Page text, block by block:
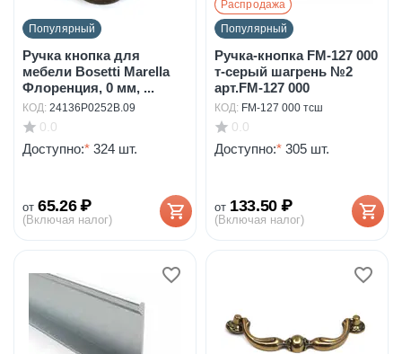
Популярный
Ручка кнопка для
мебели Bosetti Marella
Флоренция, 0 мм, ...
КОД: 24136P0252B.09
0.0
Доступно:* 324 шт.
от 65.26 ₽
(Включая налог)
Распродажа
Популярный
Ручка-кнопка FM-127 000
т-серый шагрень №2
арт.FM-127 000
КОД: FM-127 000 тсш
0.0
Доступно:* 305 шт.
от 133.50 ₽
(Включая налог)